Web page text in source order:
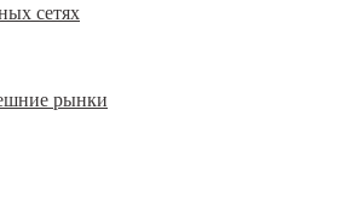
сетях
рынки